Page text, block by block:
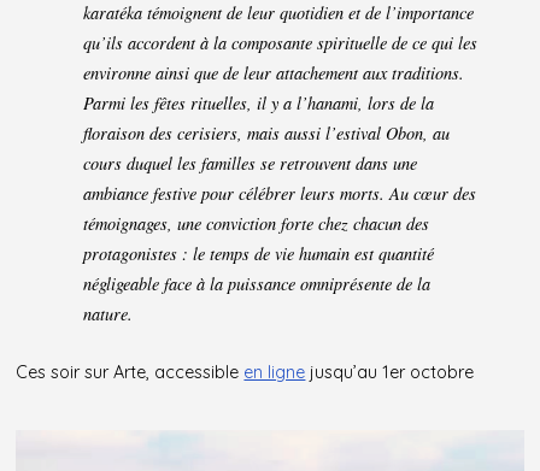
karatéka témoignent de leur quotidien et de l’importance
qu’ils accordent à la composante spirituelle de ce qui les
environne ainsi que de leur attachement aux traditions.
Parmi les fêtes rituelles, il y a l’hanami, lors de la
floraison des cerisiers, mais aussi l’estival Obon, au
cours duquel les familles se retrouvent dans une
ambiance festive pour célébrer leurs morts. Au cœur des
témoignages, une conviction forte chez chacun des
protagonistes : le temps de vie humain est quantité
négligeable face à la puissance omniprésente de la
nature.
Ces soir sur Arte, accessible en ligne jusqu’au 1er octobre